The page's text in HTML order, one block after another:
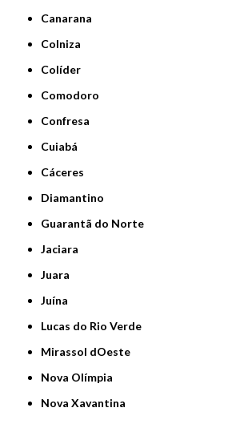
Canarana
Colniza
Colíder
Comodoro
Confresa
Cuiabá
Cáceres
Diamantino
Guarantã do Norte
Jaciara
Juara
Juína
Lucas do Rio Verde
Mirassol dOeste
Nova Olímpia
Nova Xavantina